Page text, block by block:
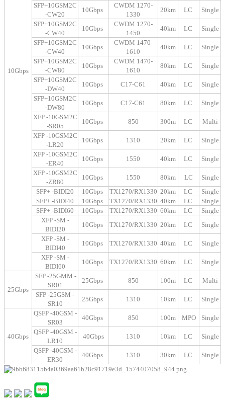
10Gbps
SFP+10GSM2C
-CW20
10Gbps
CWDM 1270-
1330
20km LC
Single
SFP+10GSM2C
-CW40
10Gbps
CWDM 1270-
1450
40km LC
Single
SFP+10GSM2C
-CW40
10Gbps
CWDM 1470-
1610
40km LC
Single
SFP+10GSM2C
-CW80
10Gbps
CWDM 1470-
1610
80km LC
Single
SFP+10GSM2C
-DW40
10Gbps C17-C61 40km LC
Single
SFP+10GSM2C
-DW80
10Gbps C17-C61 80km LC
Single
XFP -10GSM2C
-SR05
10Gbps 850 300m LC
Multi
XFP -10GSM2C
-LR20
10Gbps 1310 20km LC
Single
XFP -10GSM2C
-ER40
10Gbps 1550 40km LC
Single
XFP -10GSM2C
-ZR80
10Gbps 1550 80km LC
Single
SFP+ -BIDI20
10Gbps TX1270/RX1330 20km LC
Single
SFP+ -BIDI40
10Gbps TX1270/RX1330 40km LC
Single
SFP+ -BIDI60
10Gbps TX1270/RX1330 60km LC
Single
XFP -SM -
BIDI20
10Gbps TX1270/RX1330 20km LC
Single
XFP -SM -
BIDI40
10Gbps TX1270/RX1330 40km LC
Single
XFP -SM -
BIDI60
10Gbps TX1270/RX1330 60km LC Single
25Gbps
SFP -25GMM -
SR01
25Gbps 850 100m LC
Multi
SFP -25GSM -
SR10
25Gbps 1310 10km LC Single
40Gbps
QSFP -40GSM -
SR03
40Gbps 850 100m MPO
Single
QSFP -40GSM -
LR10
40Gbps 1310 10km LC
Single
QSFP -40GSM -
ER30
40Gbps 1310 30km LC Single